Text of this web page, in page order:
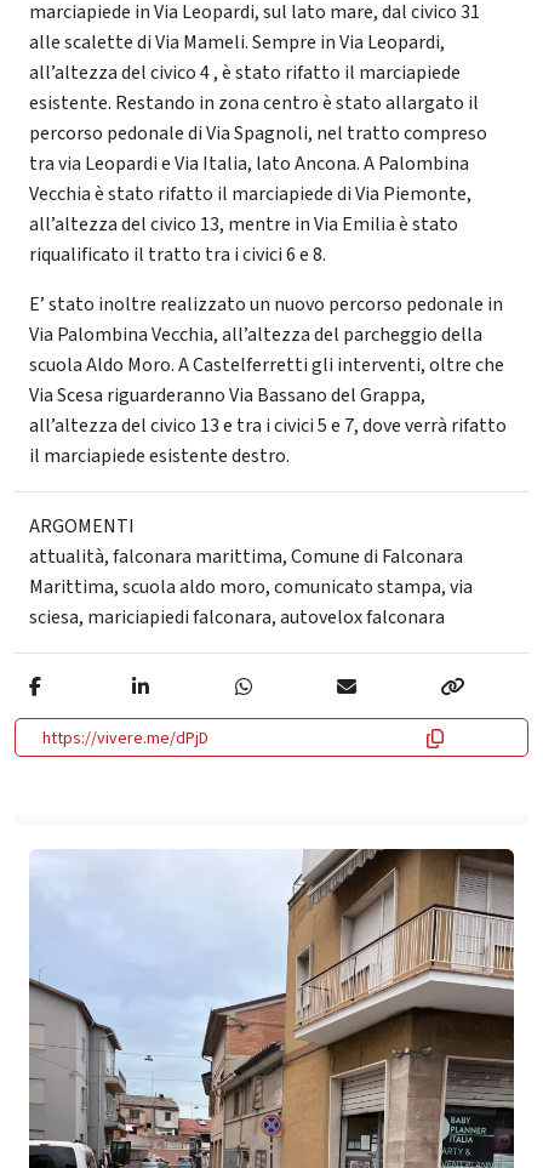
marciapiede in Via Leopardi, sul lato mare, dal civico 31
alle scalette di Via Mameli. Sempre in Via Leopardi,
all’altezza del civico 4 , è stato rifatto il marciapiede
esistente. Restando in zona centro è stato allargato il
percorso pedonale di Via Spagnoli, nel tratto compreso
tra via Leopardi e Via Italia, lato Ancona. A Palombina
Vecchia è stato rifatto il marciapiede di Via Piemonte,
all’altezza del civico 13, mentre in Via Emilia è stato
riqualificato il tratto tra i civici 6 e 8.
E’ stato inoltre realizzato un nuovo percorso pedonale in
Via Palombina Vecchia, all’altezza del parcheggio della
scuola Aldo Moro. A Castelferretti gli interventi, oltre che
Via Scesa riguarderanno Via Bassano del Grappa,
all’altezza del civico 13 e tra i civici 5 e 7, dove verrà rifatto
il marciapiede esistente destro.
ARGOMENTI
attualità,falconara marittima,Comune di Falconara
Marittima,scuola aldo moro,comunicato stampa,via
sciesa, mariciapiedi falconara,autovelox falconara
https://vivere.me/dPjD